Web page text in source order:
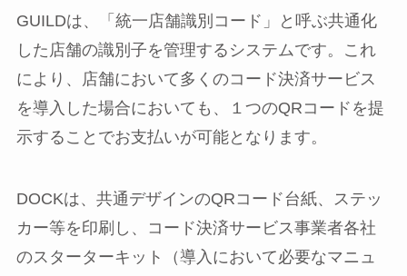
GUILDは、「統一店舗識別コード」と呼ぶ共通化
した店舗の識別子を管理するシステムです。これ
により、店舗において多くのコード決済サービス
を導入した場合においても、１つのQRコードを提
示することでお支払いが可能となります。
DOCKは、共通デザインのQRコード台紙、ステッ
カー等を印刷し、コード決済サービス事業者各社
のスターターキット（導入において必要なマニュ